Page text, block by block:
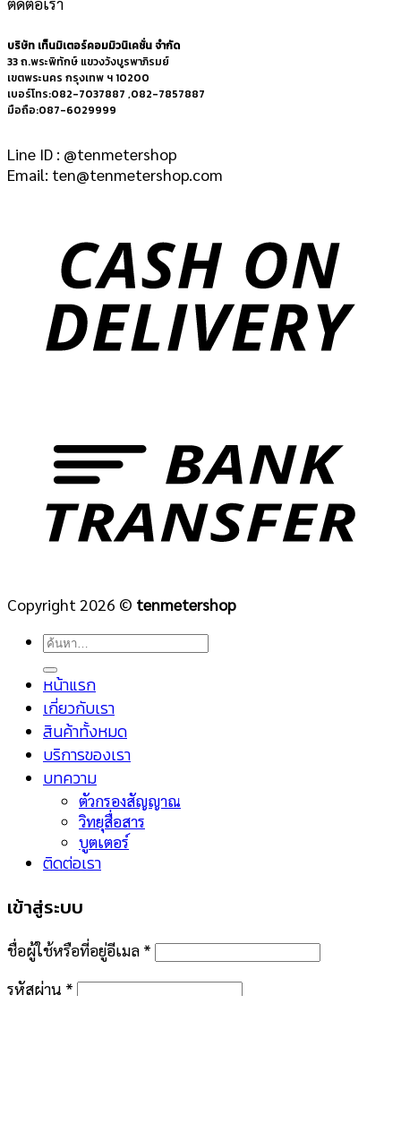
บริษัท เท็นมิเตอร์คอมมิวนิเคชั่น จำกัด
33 ถ.พระพิทักษ์ แขวงวังบูรพาภิรมย์
เขตพระนคร กรุงเทพ ฯ 10200
เบอร์โทร:082-7037887 ,082-7857887
มือถือ:087-6029999
Line ID : @tenmetershop
Email: ten@tenmetershop.com
Copyright 2026 © tenmetershop
ค้นหา:
หน้าแรก
เกี่ยวกับเรา
สินค้าทั้งหมด
บริการของเรา
บทความ
ตัวกรองสัญญาณ
วิทยุสื่อสาร
บูตเตอร์
ติดต่อเรา
เข้าสู่ระบบ
ชื่อผู้ใช้หรือที่อยู่อีเมล *
รหัสผ่าน *